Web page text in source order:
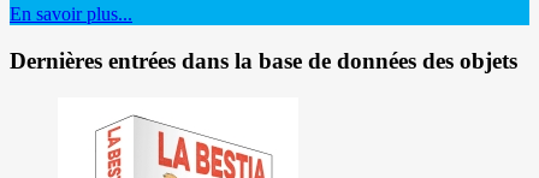
En savoir plus...
Dernières entrées dans la base de données des objets